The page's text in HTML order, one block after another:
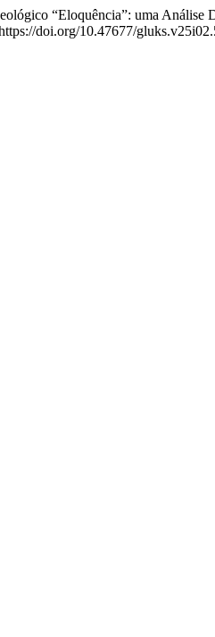
“Eloquência”: uma
doi.org/10.47677/